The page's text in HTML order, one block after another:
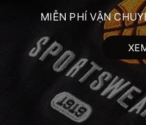
MIỄN PHÍ VẬN